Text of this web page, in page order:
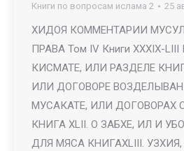
Книги по вопросам ислама 2 25
ХИДОЯ КОММЕНТАРИИ
ПРАВА Том IV Книги XXXIX-LIII
КИСМАТЕ, ИЛИ РАЗДЕЛЕ
ИЛИ ДОГОВОРЕ
МУСАКАТЕ, ИЛИ ДОГОВОРАХ
КНИГА XLII. О ЗАБХЕ, ИЛ И
ДЛЯ МЯСА КНИГАXLIII.